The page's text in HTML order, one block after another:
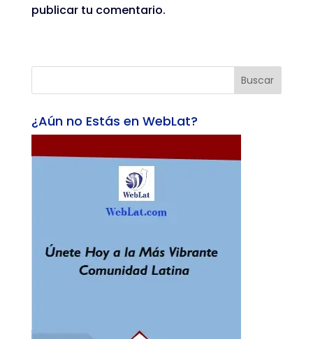
publicar tu comentario.
Buscar
¿Aún no Estás en WebLat?